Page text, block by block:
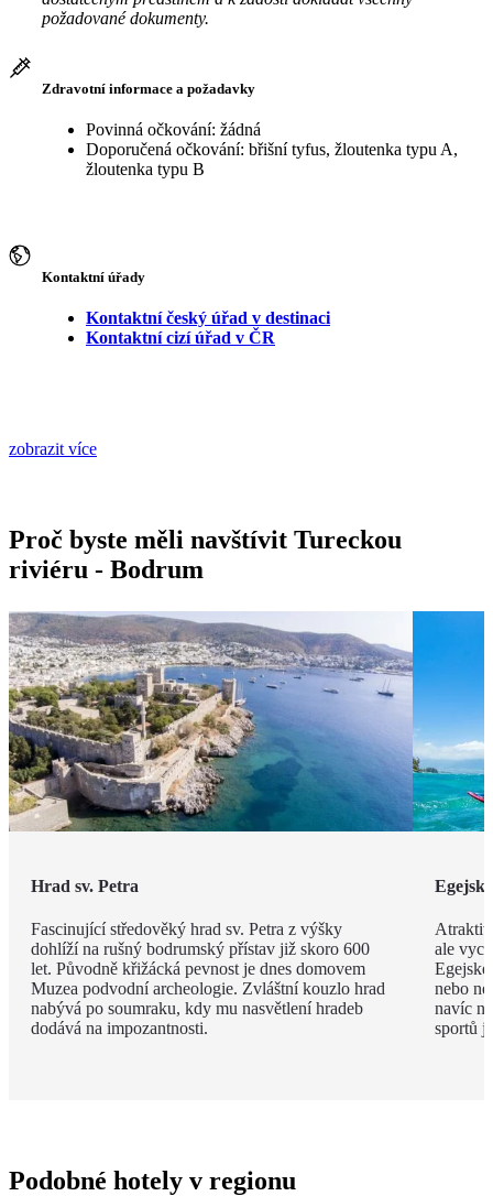
požadované dokumenty.
Zdravotní informace a požadavky
Povinná očkování: žádná
Doporučená očkování: břišní tyfus, žloutenka typu A,
žloutenka typu B
Kontaktní úřady
Kontaktní český úřad v destinaci
Kontaktní cizí úřad v ČR
zobrazit více
Proč byste měli navštívit Tureckou
riviéru - Bodrum
Hrad sv. Petra
Fascinující středověký hrad sv. Petra z výšky
dohlíží na rušný bodrumský přístav již skoro 600
let. Původně křižácká pevnost je dnes domovem
Muzea podvodní archeologie. Zvláštní kouzlo hrad
nabývá po soumraku, kdy mu nasvětlení hradeb
dodává na impozantnosti.
ale
nebo
navíc
sportů
Podobné hotely v regionu